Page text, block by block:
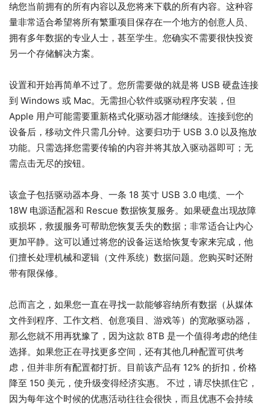
纳您当前拥有的所有内容以及您将来下载的所有内容。这种容
量非常适合希望将所有繁重项目保存在一个地方的创意人员、
拥有多年数据的专业人士，甚至学生。您确实不需要很快投资
另一个存储解决方案。
设置和开始再简单不过了。您所需要做的就是将 USB 硬盘连接
到 Windows 或 Mac。无需担心软件或驱动程序安装，但
Apple 用户可能需要重新格式化驱动器才能继续。连接到您的
设备后，移动文件只需几分钟。这要归功于 USB 3.0 以及拖放
功能。只需选择您需要传输的内容并将其放入驱动器即可；无
需点击无尽的按钮。
该盒子包括驱动器本身、一条 18 英寸 USB 3.0 电缆、一个
18W 电源适配器和 Rescue 数据恢复服务。如果硬盘出现故障
或损坏，救援服务可帮助您恢复丢失的数据；非常适合让内心
更加平静。这可以通过将您的设备运送给恢复专家来完成，他
们擅长处理机械和逻辑（文件系统）数据问题。您购买时还附
带有限保修。
总而言之，如果您一直在寻找一款能够容纳所有数据（从媒体
文件到程序、工作文档、创意项目、游戏等）的宽敞驱动器，
那么您就不用再犹豫了，因为这款 8TB 是一个值得考虑的绝佳
选择。如果您正在寻找更多空间，还有其他几种配置可供考
虑，但并非所有配置都打折。目前该产品有 12% 的折扣，价格
降至 150 美元，使升级变得经济实惠。 不过，请尽快抓住它，
因为每年这个时候的优惠活动往往会很快，而且优惠不会持续